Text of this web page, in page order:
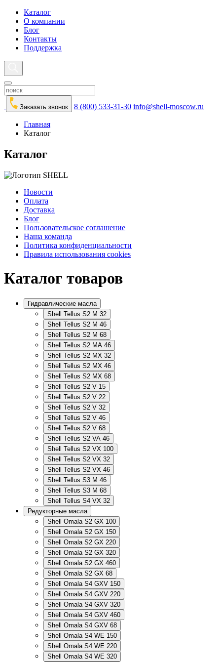
Каталог
О компании
Блог
Контакты
Поддержка
Заказать звонок 8 (800) 533-31-30 info@shell-moscow.ru
Главная
Каталог
Каталог
Новости
Оплата
Доставка
Блог
Пользовательское соглашение
Наша команда
Политика конфиденциальности
Правила использования cookies
Каталог товаров
Гидравлические масла
Shell Tellus S2 M 32
Shell Tellus S2 M 46
Shell Tellus S2 M 68
Shell Tellus S2 MA 46
Shell Tellus S2 MX 32
Shell Tellus S2 MX 46
Shell Tellus S2 MX 68
Shell Tellus S2 V 15
Shell Tellus S2 V 22
Shell Tellus S2 V 32
Shell Tellus S2 V 46
Shell Tellus S2 V 68
Shell Tellus S2 VA 46
Shell Tellus S2 VX 100
Shell Tellus S2 VX 32
Shell Tellus S2 VX 46
Shell Tellus S3 M 46
Shell Tellus S3 M 68
Shell Tellus S4 VX 32
Редукторные масла
Shell Omala S2 GX 100
Shell Omala S2 GX 150
Shell Omala S2 GX 220
Shell Omala S2 GX 320
Shell Omala S2 GX 460
Shell Omala S2 GX 68
Shell Omala S4 GXV 150
Shell Omala S4 GXV 220
Shell Omala S4 GXV 320
Shell Omala S4 GXV 460
Shell Omala S4 GXV 68
Shell Omala S4 WE 150
Shell Omala S4 WE 220
Shell Omala S4 WE 320